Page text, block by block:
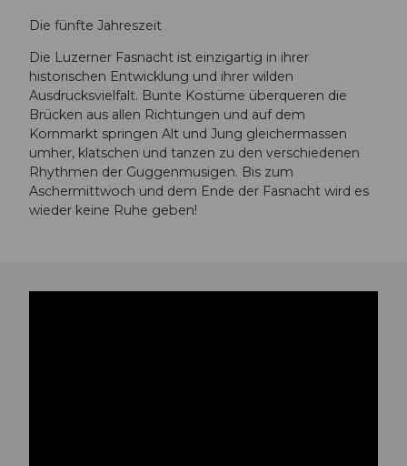
Die fünfte Jahreszeit
Die Luzerner Fasnacht ist einzigartig in ihrer
historischen Entwicklung und ihrer wilden
Ausdrucksvielfalt. Bunte Kostüme überqueren die
Brücken aus allen Richtungen und auf dem
Kornmarkt springen Alt und Jung gleichermassen
umher, klatschen und tanzen zu den verschiedenen
Rhythmen der Guggenmusigen. Bis zum
Aschermittwoch und dem Ende der Fasnacht wird es
wieder keine Ruhe geben!